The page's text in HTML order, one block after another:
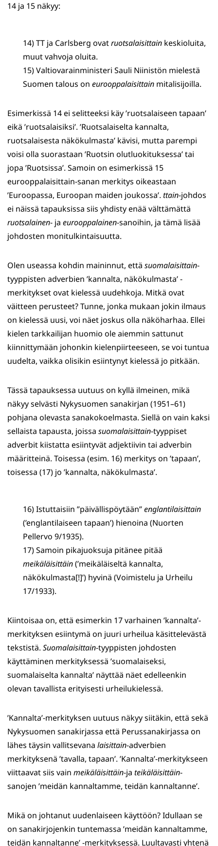
14 ja 15 näkyy:
14) TT ja Carlsberg ovatruotsalaisittain keskioluita,
muut vahvoja oluita.
15) Valtiovarainministeri Sauli Niinistön mielestä
Suomen talous on eurooppalaisittain mitalisijoilla.
Esimerkissä 14 ei selitteeksi käy ’ruotsalaiseen tapaan’
eikä ’ruotsalaisiksi’. ’Ruotsalaiselta kannalta,
ruotsalaisesta näkökulmasta’ kävisi, mutta parempi
voisi olla suorastaan ’Ruotsin olutluokituksessa’ tai
jopa ’Ruotsissa’. Samoin on esimerkissä 15
eurooppalaisittain-sanan merkitys oikeastaan
’Euroopassa, Euroopan maiden joukossa’. ttain-johdos
ei näissä tapauksissa siis yhdisty enää välttämättä
ruotsalainen- ja eurooppalainen-sanoihin, ja tämä lisää
johdosten monitulkintaisuutta.
Olen useassa kohdin maininnut, että suomalaisittain-
tyyppisten adverbien ’kannalta, näkökulmasta’ -
merkitykset ovat kielessä uudehkoja. Mitkä ovat
väitteen perusteet? Tunne, jonka mukaan jokin ilmaus
on kielessä uusi, voi näet joskus olla näköharhaa. Ellei
kielen tarkkailijan huomio ole aiemmin sattunut
kiinnittymään johonkin kielenpiirteeseen, se voi tuntua
uudelta, vaikka olisikin esiintynyt kielessä jo pitkään.
Tässä tapauksessa uutuus on kyllä ilmeinen, mikä
näkyy selvästi Nykysuomen sanakirjan (1951–61)
pohjana olevasta sanakokoelmasta. Siellä on vain kaksi
sellaista tapausta, joissa suomalaisittain-tyyppiset
adverbit kiistatta esiintyvät adjektiivin tai adverbin
määritteinä. Toisessa (esim. 16) merkitys on ’tapaan’,
toisessa (17) jo ’kannalta, näkökulmasta’.
16) Istuttaisiin ”päivällispöytään”englantilaisittain
(’englantilaiseen tapaan’) hienoina (Nuorten
Pellervo 9/1935).
17) Samoin pikajuoksuja pitänee pitää
meikäläisittäin(’meikäläiseltä kannalta,
näkökulmasta[!]’) hyvinä (Voimistelu ja Urheilu
17/1933).
Kiintoisaa on, että esimerkin 17 varhainen ’kannalta’-
merkityksen esiintymä on juuri urheilua käsittelevästä
tekstistä. Suomalaisittain-tyyppisten johdosten
käyttäminen merkityksessä ’suomalaiseksi,
suomalaiselta kannalta’ näyttää näet edelleenkin
olevan tavallista erityisesti urheilukielessä.
’Kannalta’-merkityksen uutuus näkyy siitäkin, että sekä
Nykysuomen sanakirjassa että Perussanakirjassa on
lähes täysin vallitsevana laisittain-adverbien
merkityksenä ’tavalla, tapaan’. ’Kannalta’-merkitykseen
viittaavat siis vain meikäläisittäin-ja teikäläisittäin-
sanojen ’meidän kannaltamme, teidän kannaltanne’.
Mikä on johtanut uudenlaiseen käyttöön? Idullaan se
on sanakirjojenkin tuntemassa ’meidän kannaltamme,
teidän kannaltanne’ -merkityksessä. Luultavasti yhtenä